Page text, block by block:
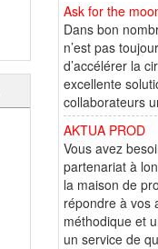
Ask for the
Dans bon
n’est pas
d’accélérer la
excellente
collaborateurs
AKTUA PROD
Vous avez
partenariat à
la maison de
répondre à vos
méthodique et
un service de